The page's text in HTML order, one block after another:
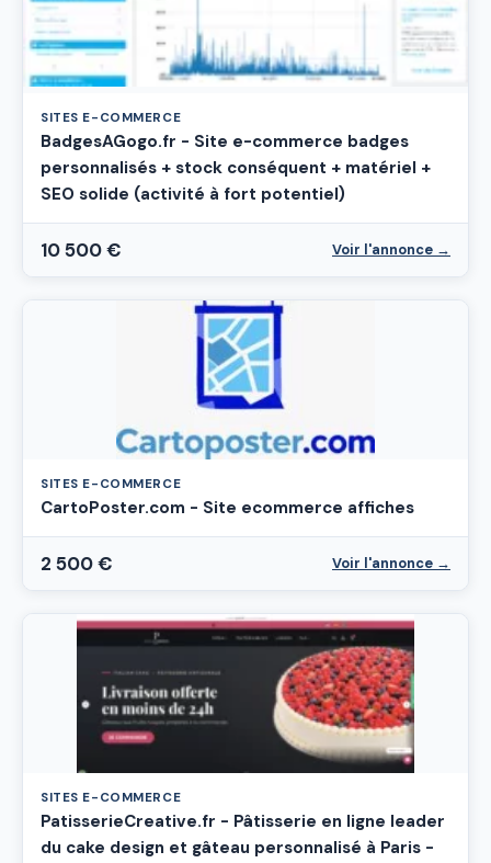
SITES E-COMMERCE
BadgesAGogo.fr - Site e-commerce badges
personnalisés + stock conséquent + matériel +
SEO solide (activité à fort potentiel)
10 500 € Voir l'annonce →
SITES E-COMMERCE
CartoPoster.com - Site ecommerce affiches
2 500 € Voir l'annonce →
SITES E-COMMERCE
PatisserieCreative.fr - Pâtisserie en ligne leader
du cake design et gâteau personnalisé à Paris -